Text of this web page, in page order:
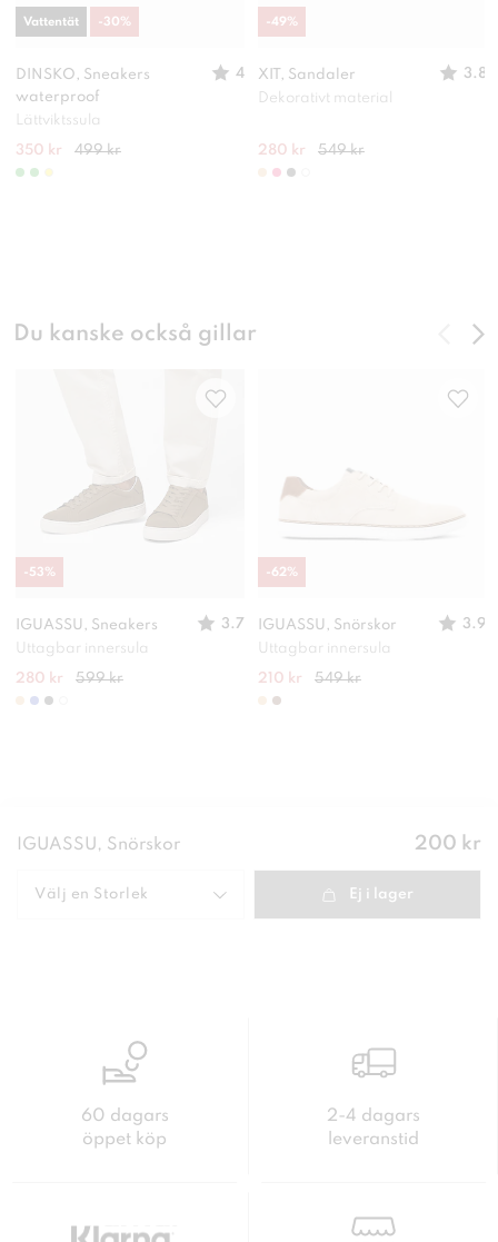
DINSKO, Sneakers
waterproof
4
Lättviktssula
350 kr 499 kr
Vattentät -30%
XIT, Sandaler
3.8
Dekorativt material
280 kr 549 kr
-49%
Du kanske också gillar
IGUASSU, Sneakers
3.7
Uttagbar innersula
280 kr 599 kr
-53%
IGUASSU, Snörskor
3.9
Uttagbar innersula
210 kr 549 kr
-62%
IGUASSU, Snörskor Pris:
200 kr
Välj en Storlek Ej i lager
60 dagars
öppet köp
2-4 dagars
leveranstid